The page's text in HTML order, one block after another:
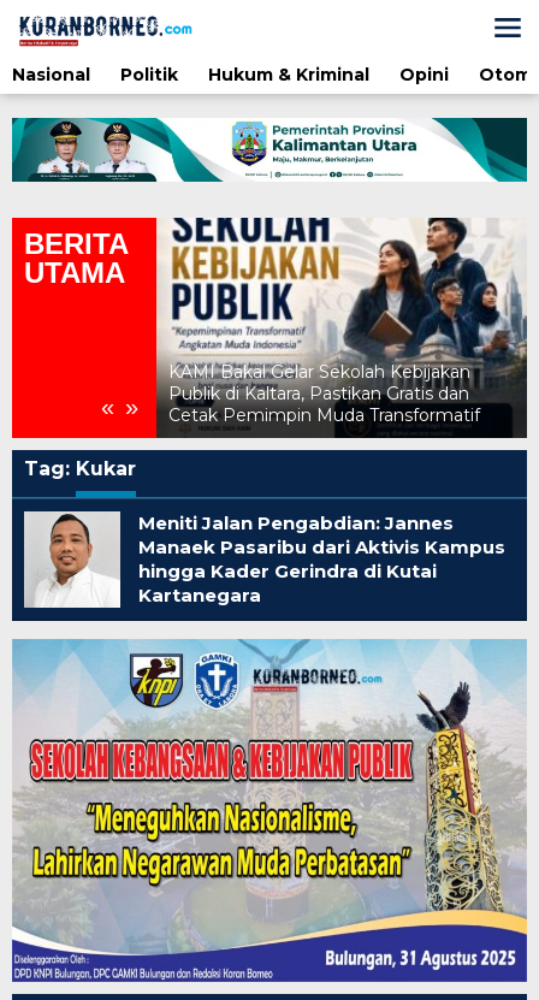
konten
Nasional
Politik Hukum & Kriminal Opini
BERITA
UTAMA
« »
Bangun Perbatasan, Gubernur Diguyur
Dua Penghargaan Nasional IPSEA 2026
Tag: Kukar
Meniti Jalan Pengabdian: Jannes
Manaek Pasaribu dari Aktivis Kampus
hingga Kader Gerindra di Kutai
Kartanegara